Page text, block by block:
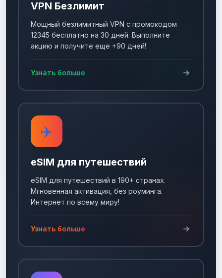
VPN Безлимит
Мощный безлимитный VPN с промокодом
12345 бесплатно на 30 дней. Выполните
акцию и получите еще +90 дней!
Узнать больше
✈️
eSIM для путешествий
eSIM для путешествий в 190+ странах.
Мгновенная активация, без роуминга.
Интернет по всему миру!
Узнать больше